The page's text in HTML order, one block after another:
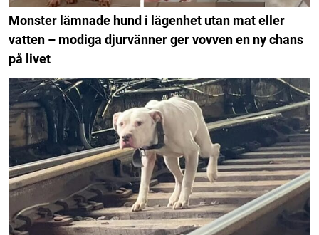
Monster lämnade hund i lägenhet utan mat eller
vatten – modiga djurvänner ger vovven en ny chans
på livet